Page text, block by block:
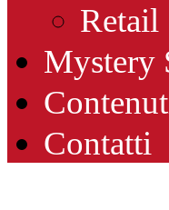
Retail
Mystery
Contatti